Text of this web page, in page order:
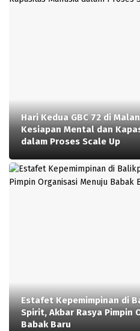
Hari Kedua GBC 72 di
Kesiapan Mental dan
dalam Proses Scale Up
Estafet Kepemimpinan di
Spirit, Akbar Rasya Pimpin
Babak Baru